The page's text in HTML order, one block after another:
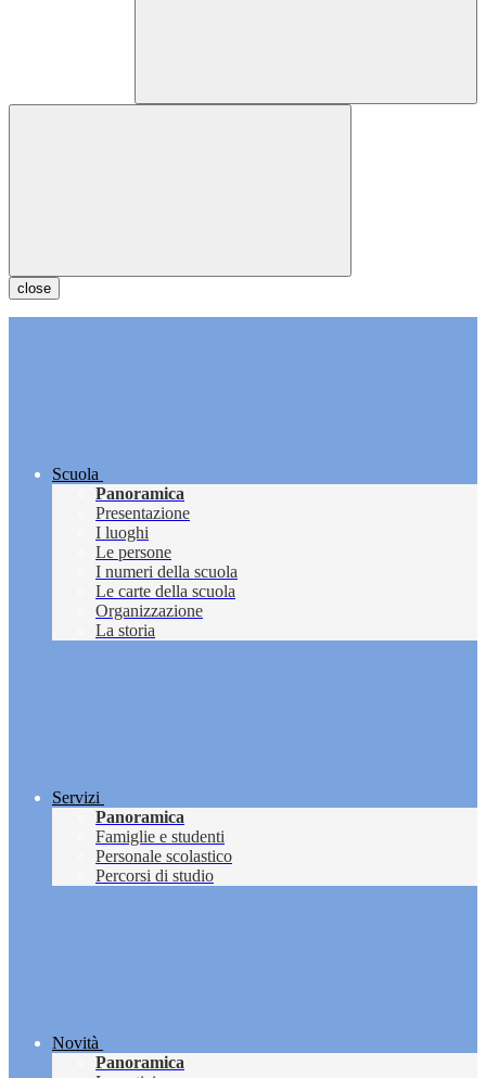
close
Scuola
Panoramica
Presentazione
I luoghi
Le persone
I numeri della scuola
Le carte della scuola
Organizzazione
La storia
Servizi
Panoramica
Famiglie e studenti
Personale scolastico
Percorsi di studio
Novità
Panoramica